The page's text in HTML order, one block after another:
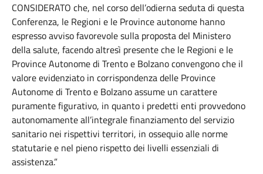
CONSIDERATO che, nel corso dell’odierna seduta di questa
Conferenza, le Regioni e le Province autonome hanno
espresso avviso favorevole sulla proposta del Ministero
della salute, facendo altresì presente che le Regioni e le
Province Autonome di Trento e Bolzano convengono che il
valore evidenziato in corrispondenza delle Province
Autonome di Trento e Bolzano assume un carattere
puramente figurativo, in quanto i predetti enti provvedono
autonomamente all’integrale finanziamento del servizio
sanitario nei rispettivi territori, in ossequio alle norme
statutarie e nel pieno rispetto dei livelli essenziali di
assistenza.”